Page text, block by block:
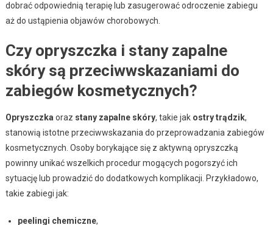
dobrać odpowiednią terapię lub zasugerować odroczenie zabiegu
aż do ustąpienia objawów chorobowych.
Czy opryszczka i stany zapalne
skóry są przeciwwskazaniami do
zabiegów kosmetycznych?
Opryszczka oraz stany zapalne skóry, takie jak ostry trądzik,
stanowią istotne przeciwwskazania do przeprowadzania zabiegów
kosmetycznych. Osoby borykające się z aktywną opryszczką
powinny unikać wszelkich procedur mogących pogorszyć ich
sytuację lub prowadzić do dodatkowych komplikacji. Przykładowo,
takie zabiegi jak:
peelingi chemiczne,